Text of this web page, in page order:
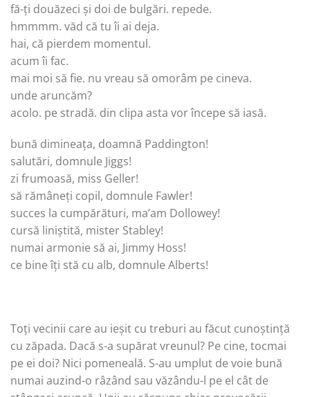
fă-ți douăzeci și doi de bulgări. repede.
hmmmm. văd că tu îi ai deja.
hai, că pierdem momentul.
acum îi fac.
mai moi să fie. nu vreau să omorâm pe cineva.
unde aruncăm?
acolo. pe stradă. din clipa asta vor începe să iasă.
bună dimineața, doamnă Paddington!
salutări, domnule Jiggs!
zi frumoasă, miss Geller!
să rămâneți copil, domnule Fawler!
succes la cumpărături, ma’am Dollowey!
cursă liniștită, mister Stabley!
numai armonie să ai, Jimmy Hoss!
ce bine îți stă cu alb, domnule Alberts!
Toți vecinii care au ieșit cu treburi au făcut cunoștință
cu zăpada. Dacă s-a supărat vreunul? Pe cine, tocmai
pe ei doi? Nici pomeneală. S-au umplut de voie bună
numai auzind-o râzând sau văzându-l pe el cât de